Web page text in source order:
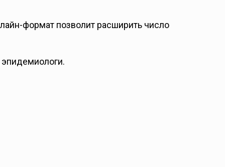
формат позволит расширить число